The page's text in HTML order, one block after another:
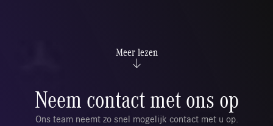
Meer lezen
Neem contact met ons op
Ons team neemt zo snel mogelijk contact met u op.